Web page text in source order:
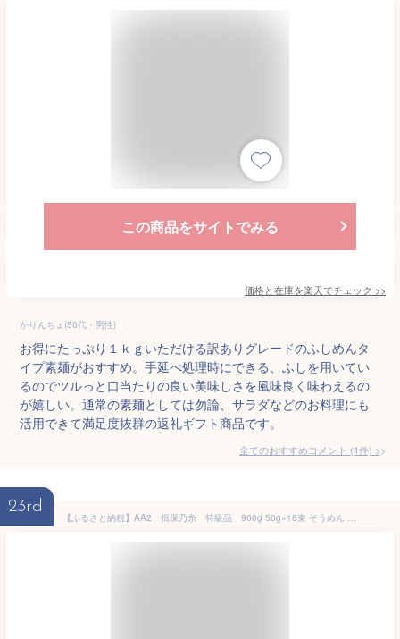
この商品をサイトでみる
価格と在庫を楽天でチェック >>
かりんちょ(50代・男性)
お得にたっぷり１ｋｇいただける訳ありグレードのふしめんタ
イプ素麺がおすすめ。手延べ処理時にできる、ふしを用いてい
るのでツルっと口当たりの良い美味しさを風味良く味わえるの
が嬉しい。通常の素麺としては勿論、サラダなどのお料理にも
活用できて満足度抜群の返礼ギフト商品です。
全てのおすすめコメント (1件) >
23rd
【ふるさと納税】AA2 揖保乃糸 特級品 900g 50g×18束 そうめん ギフト 新物 特級 黒帯 いぼのいと 素麺 そうめん そーめん ソーメン 木箱 化粧箱 揖保の糸 自宅用 贈答